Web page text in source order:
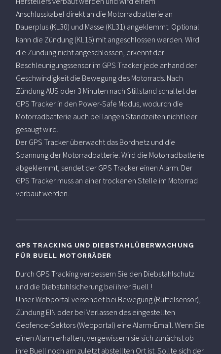
Anschlusskabel direkt an die Motorradbatterie an
Dauerplus (KL30) und Masse (KL31) angeklemmt. Optional
kann die Zündung (KL15) mit angeschlossen werden. Wird
die Zündung nicht angeschlossen, erkennt der
Beschleunigungssensor im GPS Tracker jede anhand der
Geschwindigkeit die Bewegung des Motorrads. Nach
Zündung AUS oder 3 Minuten nach Stillstand schaltet der
GPS Tracker in den Power-Safe Modus, wodurch die
Motorradbatterie auch bei langen Standzeiten nicht leer
gesaugt wird.
Der GPS Tracker überwacht das Bordnetz und die
Spannung der Motorradbatterie. Wird die Motorradbatterie
abgeklemmt, sendet der GPS Tracker einen Alarm. Der
GPS Tracker muss an einer trockenen Stelle im Motorrad
verbaut werden.
GPS TRACKING UND DIEBSTAHLÜBERWACHUNG
FÜR BUELL MOTORRÄDER
Durch GPS Tracking verbessern Sie den Diebstahlschutz
und die Diebstahlsicherung bei ihrer Buell !
Unser Webportal versendet bei Bewegung (Rüttelsensor),
Zündung EIN oder bei Verlassen des eingestellten
Geofence-Sektors (Webportal) eine Alarm-Email. Wenn Sie
einen Alarm erhalten, vergewissern sie sich zunächst ob
ihre Buell noch am zuletzt abstellten Ort ist. Sollte sich der